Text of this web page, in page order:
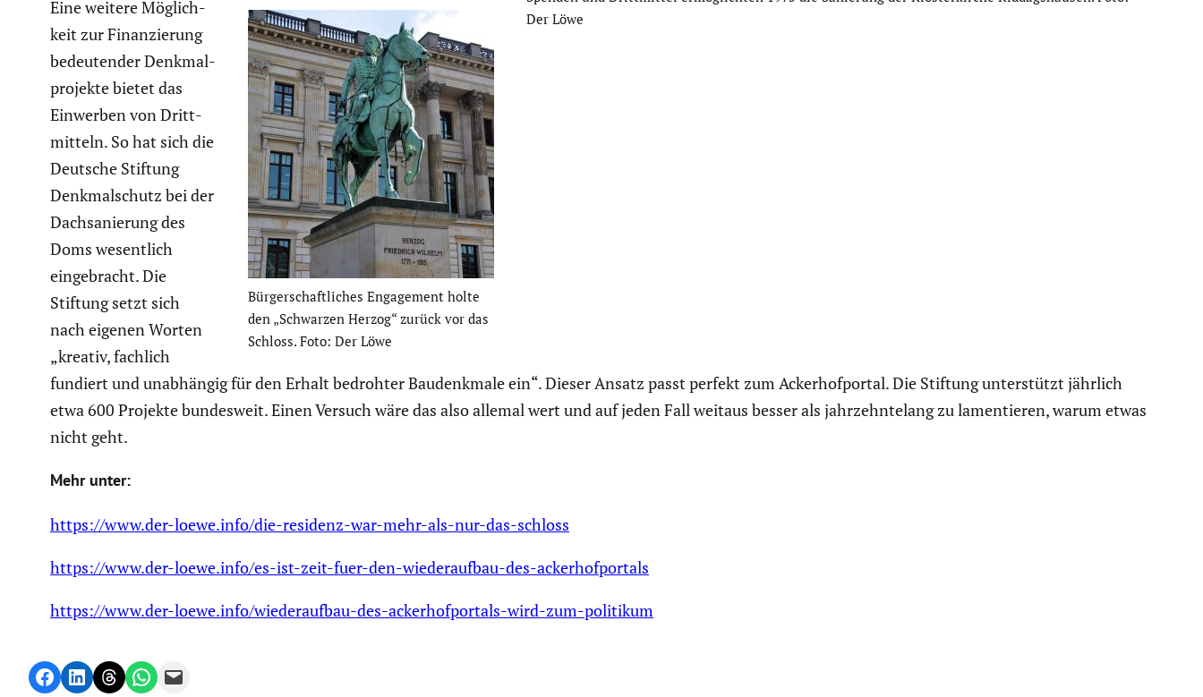
Der Löwe
Bürger­schaft­li­ches Engage­ment holte
den „Schwarzen Herzog“ zurück vor das
Schloss. Foto: Der Löwe
Eine weitere Möglich­
keit zur Finan­zie­rung
bedeu­tender Denkmal­
pro­jekte bietet das
Einwerben von Dritt­
mit­teln. So hat sich die
Deutsche Stiftung
Denkmal­schutz bei der
Dachsa­nie­rung des
Doms wesent­lich
einge­bracht. Die
Stiftung setzt sich
nach eigenen Worten
„kreativ, fachlich
fundiert und unabhängig für den Erhalt bedrohter Baudenk­male ein“. Dieser Ansatz passt perfekt zum Acker­hof­portal. Die Stiftung unter­stützt jährlich
etwa 600 Projekte bundes­weit. Einen Versuch wäre das also allemal wert und auf jeden Fall weitaus besser als jahrzehn­te­lang zu lamen­tieren, warum etwas
nicht geht.
Mehr unter:
https://www.der-loewe.info/die-residenz-war-mehr-als-nur-das-schloss
https://www.der-loewe.info/es-ist-zeit-fuer-den-wiederaufbau-des-ackerhofportals
https://www.der-loewe.info/wiederaufbau-des-ackerhofportals-wird-zum-politikum
Share on Facebook
Share on LinkedIn
Share on Threads
Share on WhatsApp
Email this Page